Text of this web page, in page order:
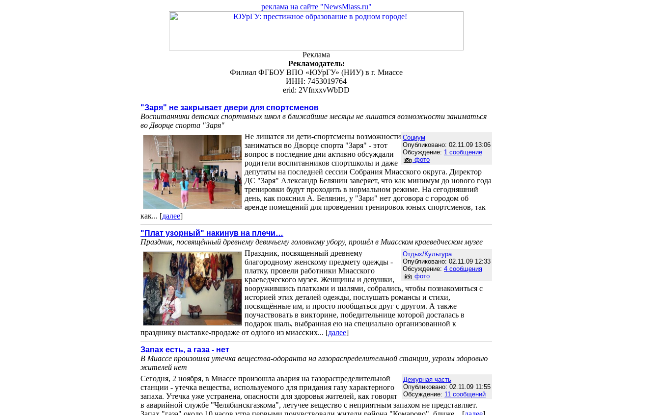
реклама на сайте "NewsMiass.ru"
Реклама
Рекламодатель:
Филиал ФГБОУ ВПО «ЮУрГУ» (НИУ) в г. Миассе
ИНН: 7453019764
erid: 2VfnxxvWbDD
"Заря" не закрывает двери для спортсменов
Воспитанники детских спортивных школ в ближайшие месяцы не лишатся возможности заниматься
во Дворце спорта "Заря"
Социум
Опубликовано: 02.11.09 13:06
Обсуждение: 1 сообщение
фото
Не лишатся ли дети-спортсмены возможности
заниматься во Дворце спорта "Заря" - этот
вопрос в последние дни активно обсуждали
родители воспитанников спортшколы и даже
депутаты на последней сессии Собрания Миасского округа. Директор
ДС "Заря" Александр Белянин заверяет, что как минимум до нового года
тренировки будут проходить в нормальном режиме. На сегодняшний
день, как пояснил А. Белянин, у "Зари" нет договора с городом об
аренде помещений для проведения тренировок юных спортсменов, так
как... [далее]
"Плат узорный" накинув на плечи…
Праздник, посвящённый древнему девичьему головному убору, прошёл в Миасском краеведческом музее
Отдых/Культура
Опубликовано: 02.11.09 12:33
Обсуждение: 4 сообщения
фото
Праздник, посвященный древнему
благородному женскому предмету одежды -
платку, провели работники Миасского
краеведческого музея. Женщины и девушки,
вооружившись платками и шалями, собрались, чтобы познакомиться с
историей этих деталей одежды, послушать романсы и стихи,
посвящённые им, и просто пообщаться друг с другом. А также
поучаствовать в викторине, победительнице которой досталась в
подарок шаль, выбранная ею на специально организованной к
празднику выставке-продаже от одного из миасских... [далее]
Запах есть, а газа - нет
В Миассе произошла утечка вещества-одоранта на газораспределительной станции, угрозы здоровью
жителей нет
Дежурная часть
Опубликовано: 02.11.09 11:55
Обсуждение: 11 сообщений
Сегодня, 2 ноября, в Миассе произошла авария на газораспределительной
станции - утечка вещества, используемого для придания газу характерного
запаха. Утечка уже устранена, опасности для здоровья жителей, как говорят
в аварийной службе "Челябинскгазкома", летучее вещество с неприятным запахом не представляет.